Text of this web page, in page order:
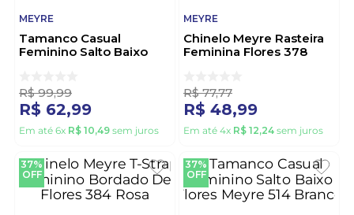
MEYRE
Tamanco Casual
Feminino Salto Baixo
R$ 99,99
R$ 62,99
Em até 6x R$ 10,49 sem juros
MEYRE
Chinelo Meyre Rasteira
Feminina Flores 378
R$ 77,77
R$ 48,99
Em até 4x R$ 12,24 sem juros
37%
OFF
37%
OFF